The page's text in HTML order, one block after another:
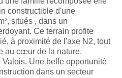
constructible d'une
situés , dans un
Ce terrain profite
à proximité de l'axe N2, tout
au cœur de la nature,
Valois. Une belle opportunité
dans un secteur